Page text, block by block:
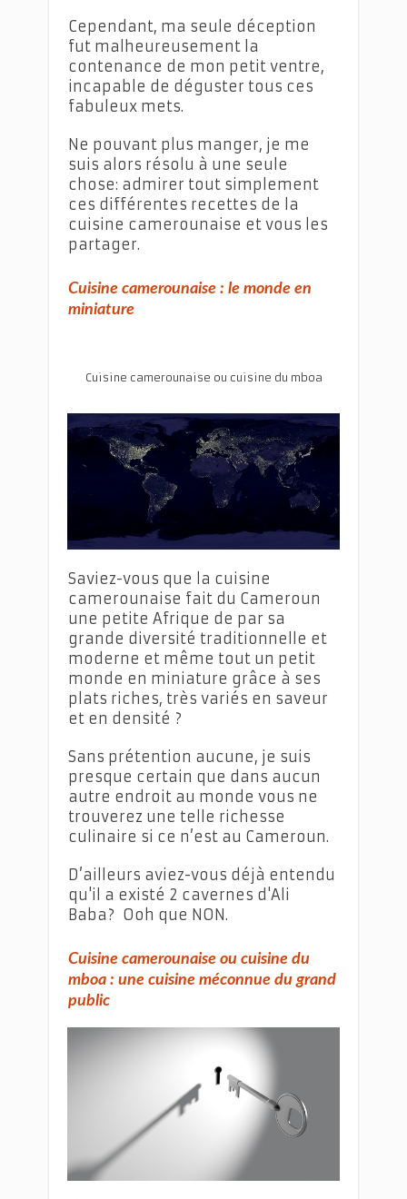
Cependant, ma seule déception
fut malheureusement la
contenance de mon petit ventre,
incapable de déguster tous ces
fabuleux mets.
Ne pouvant plus manger, je me
suis alors résolu à une seule
chose: admirer tout simplement
ces différentes recettes de la
cuisine camerounaise et vous les
partager.
Cuisine camerounaise : le monde en
miniature
Cuisine camerounaise ou cuisine du mboa
Saviez-vous que la cuisine
camerounaise fait du Cameroun
une petite Afrique de par sa
grande diversité traditionnelle et
moderne et même tout un petit
monde en miniature grâce à ses
plats riches, très variés en saveur
et en densité ?
Sans prétention aucune, je suis
presque certain que dans aucun
autre endroit au monde vous ne
trouverez une telle richesse
culinaire si ce n’est au Cameroun.
D’ailleurs aviez-vous déjà entendu
qu'il a existé 2 cavernes d'Ali
Baba? Ooh que NON.
Cuisine camerounaise ou cuisine du
mboa : une cuisine méconnue du grand
public
Cuisine camerounaise ou cuisine du mboa